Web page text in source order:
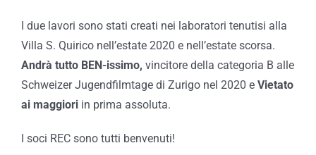
I due lavori sono stati creati nei laboratori tenutisi alla
Villa S. Quirico nell’estate 2020 e nell’estate scorsa.
Andrà tutto BEN-issimo, vincitore della categoria B alle
Schweizer Jugendfilmtage di Zurigo nel 2020 e Vietato
ai maggiori in prima assoluta.
I soci REC sono tutti benvenuti!